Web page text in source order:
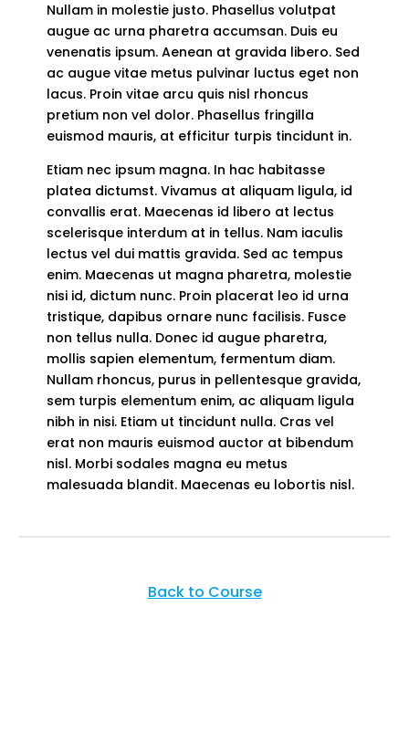
Nullam in molestie justo. Phasellus volutpat
augue ac urna pharetra accumsan. Duis eu
venenatis ipsum. Aenean at gravida libero. Sed
ac augue vitae metus pulvinar luctus eget non
lacus. Proin vitae arcu quis nisl rhoncus
pretium non vel dolor. Phasellus fringilla
euismod mauris, at efficitur turpis tincidunt in.
Etiam nec ipsum magna. In hac habitasse
platea dictumst. Vivamus at aliquam ligula, id
convallis erat. Maecenas id libero at lectus
scelerisque interdum at in tellus. Nam iaculis
lectus vel dui mattis gravida. Sed ac tempus
enim. Maecenas ut magna pharetra, molestie
nisi id, dictum nunc. Proin placerat leo id urna
tristique, dapibus ornare nunc facilisis. Fusce
non tellus nulla. Donec id augue pharetra,
mollis sapien elementum, fermentum diam.
Nullam rhoncus, purus in pellentesque gravida,
sem turpis elementum enim, ac aliquam ligula
nibh in nisi. Etiam ut tincidunt nulla. Cras vel
erat non mauris euismod auctor at bibendum
nisl. Morbi sodales magna eu metus
malesuada blandit. Maecenas eu lobortis nisl.
Back to Course